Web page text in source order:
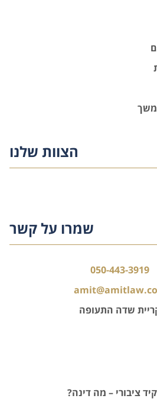
הצוות שלנו
שמרו על קשר
050-443-3919
שדה התעופה
ציבורי – מה דינה?